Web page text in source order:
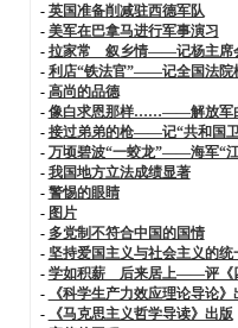
- 英国准备削减驻西德军队
- 美军在巴拿马进行军事演习
- 拉家常 叙乡情——记杨主席
- 利店“铁法官”——记全国法院
- 高尚的品德
- 像白求恩那样……——解放军
- 接过弟弟的枪——记“共和国
- 万顷碧波“一蛟龙”——海军“
- 我国地方立法成绩显著
- 警惕的眼睛
- 图片
- 多党制不符合中国的国情
- 坚持爱国主义与社会主义的统
- 学如积薪 后来居上——评《
-
《科学生产力效应理论导论》
-
《马克思主义哲学导读》出版